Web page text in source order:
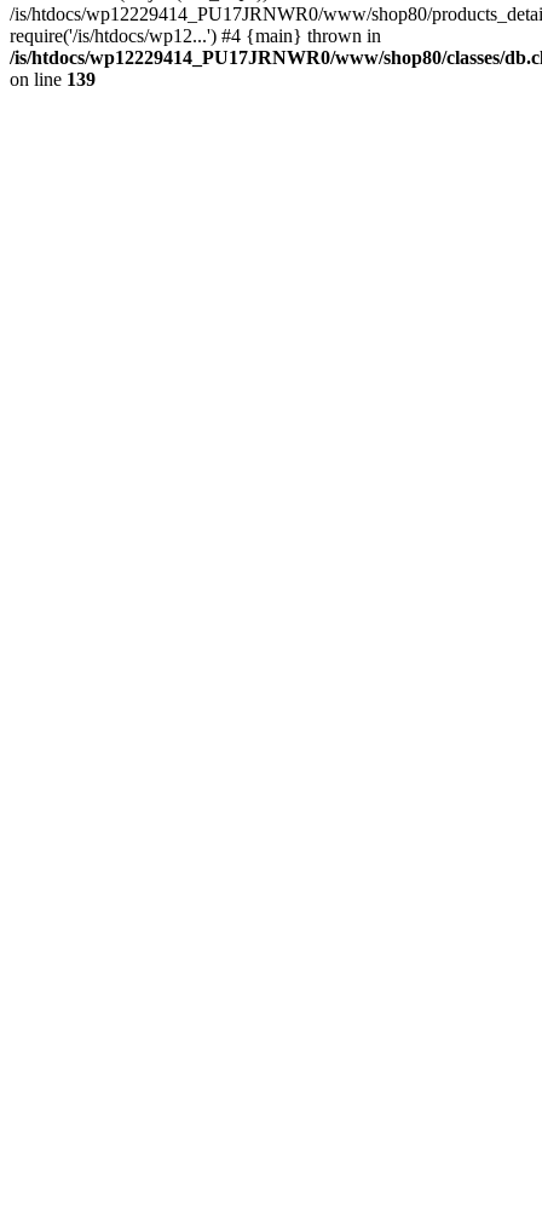
/is/htdocs/wp12229414_PU17JRNWR0/www/shop80/
require('/is/htdocs/wp12...') #4 {main} thrown in
/is/htdocs/wp12229414_PU17JRNWR0/www/shop80/classes/
on line 139